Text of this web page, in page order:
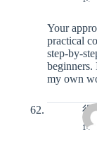
Your
practical
step-by-
beginners.
my own
得
14-